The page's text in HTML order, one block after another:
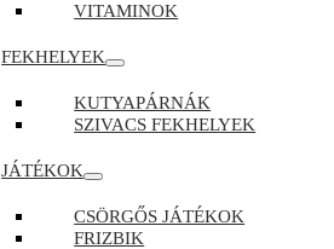
VITAMINOK
FEKHELYEK
KUTYAPÁRNÁK
SZIVACS FEKHELYEK
JÁTÉKOK
CSÖRGŐS JÁTÉKOK
FRIZBIK